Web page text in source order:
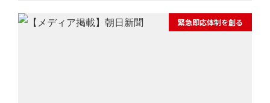
緊急即応体制を創る